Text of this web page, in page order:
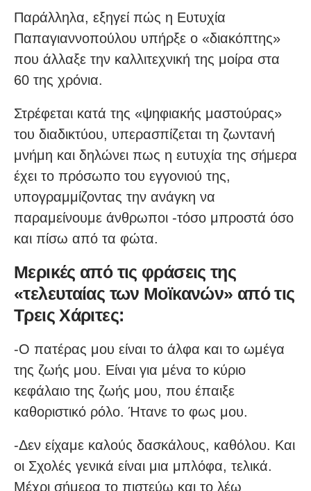
Παράλληλα, εξηγεί πώς η Ευτυχία
Παπαγιαννοπούλου υπήρξε ο «διακόπτης»
που άλλαξε την καλλιτεχνική της μοίρα στα
60 της χρόνια.
Στρέφεται κατά της «ψηφιακής μαστούρας»
του διαδικτύου, υπερασπίζεται τη ζωντανή
μνήμη και δηλώνει πως η ευτυχία της σήμερα
έχει το πρόσωπο του εγγονιού της,
υπογραμμίζοντας την ανάγκη να
παραμείνουμε άνθρωποι -τόσο μπροστά όσο
και πίσω από τα φώτα.
Μερικές από τις φράσεις της
«τελευταίας των Μοϊκανών» από τις
Τρεις Χάριτες:
-Ο πατέρας μου είναι το άλφα και το ωμέγα
της ζωής μου. Είναι για μένα το κύριο
κεφάλαιο της ζωής μου, που έπαιξε
καθοριστικό ρόλο. Ήτανε το φως μου.
-Δεν είχαμε καλούς δασκάλους, καθόλου. Και
οι Σχολές γενικά είναι μια μπλόφα, τελικά.
Μέχρι σήμερα το πιστεύω και το λέω